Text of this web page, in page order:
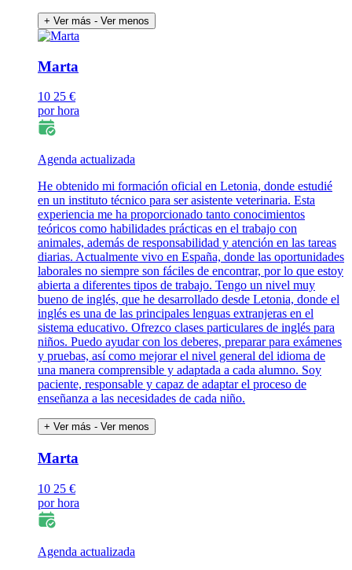
+ Ver más - Ver menos
Marta
10 25 €
por hora
Agenda actualizada
He obtenido mi formación oficial en Letonia, donde estudié
en un instituto técnico para ser asistente veterinaria. Esta
experiencia me ha proporcionado tanto conocimientos
teóricos como habilidades prácticas en el trabajo con
animales, además de responsabilidad y atención en las tareas
diarias. Actualmente vivo en España, donde las oportunidades
laborales no siempre son fáciles de encontrar, por lo que estoy
abierta a diferentes tipos de trabajo. Tengo un nivel muy
bueno de inglés, que he desarrollado desde Letonia, donde el
inglés es una de las principales lenguas extranjeras en el
sistema educativo. Ofrezco clases particulares de inglés para
niños. Puedo ayudar con los deberes, preparar para exámenes
y pruebas, así como mejorar el nivel general del idioma de
una manera comprensible y adaptada a cada alumno. Soy
paciente, responsable y capaz de adaptar el proceso de
enseñanza a las necesidades de cada niño.
+ Ver más - Ver menos
Marta
10 25 €
por hora
Agenda actualizada